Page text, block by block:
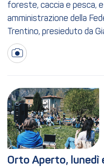
foreste, caccia e pesca, e
amministrazione della
Trentino, presieduto da
Orto Aperto, lunedì